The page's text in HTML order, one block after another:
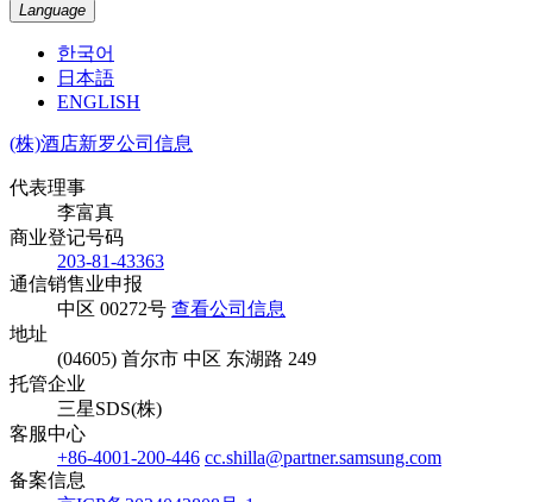
Language
한국어
日本語
ENGLISH
(株)酒店新罗公司信息
代表理事
李富真
商业登记号码
203-81-43363
通信销售业申报
中区 00272号 查看公司信息
地址
(04605) 首尔市 中区 东湖路 249
托管企业
三星SDS(株)
客服中心
+86-4001-200-446 cc.shilla@partner.samsung.com
备案信息